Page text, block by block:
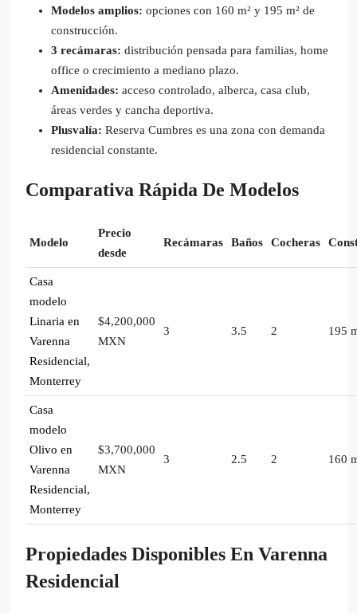
Modelos amplios: opciones con 160 m² y 195 m² de
construcción.
3 recámaras: distribución pensada para familias, home
office o crecimiento a mediano plazo.
Amenidades: acceso controlado, alberca, casa club,
áreas verdes y cancha deportiva.
Plusvalía: Reserva Cumbres es una zona con demanda
residencial constante.
Comparativa Rápida De Modelos
Modelo
Precio
desde
Recámaras Baños Cocheras
Casa
modelo
Linaria en
Varenna
Residencial,
Monterrey
$4,200,000
MXN
3 3.5 2 195
Casa
modelo
Olivo en
Varenna
Residencial,
Monterrey
$3,700,000
MXN
3 2.5 2 160
Propiedades Disponibles En Varenna
Residencial